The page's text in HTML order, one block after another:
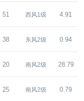
51 西风1级 4.91
38 东风2级 0.94
20 南风2级 28.79
25 南风2级 0.79